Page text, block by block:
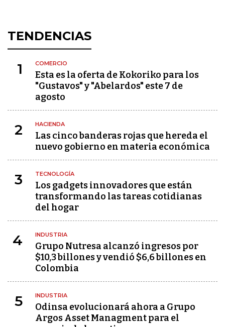
TENDENCIAS
1 COMERCIO
Esta es la oferta de Kokoriko para los
"Gustavos" y "Abelardos" este 7 de
agosto
2 HACIENDA
Las cinco banderas rojas que hereda el
nuevo gobierno en materia económica
3 TECNOLOGÍA
Los gadgets innovadores que están
transformando las tareas cotidianas
del hogar
4 INDUSTRIA
Grupo Nutresa alcanzó ingresos por
$10,3 billones y vendió $6,6 billones en
Colombia
5 INDUSTRIA
Odinsa evolucionará ahora a Grupo
Argos Asset Managment para el